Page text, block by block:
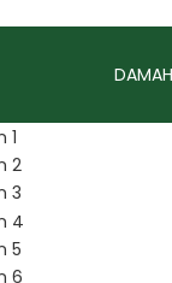
DAMA